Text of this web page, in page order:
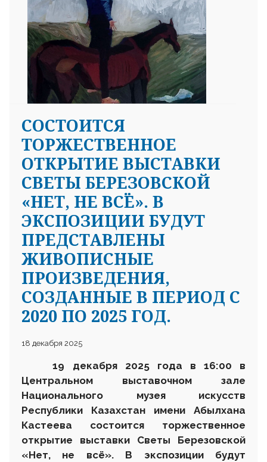
СОСТОИТСЯ
ТОРЖЕСТВЕННОЕ
ОТКРЫТИЕ ВЫСТАВКИ
СВЕТЫ БЕРЕЗОВСКОЙ
«НЕТ, НЕ ВСЁ». В
ЭКСПОЗИЦИИ БУДУТ
ПРЕДСТАВЛЕНЫ
ЖИВОПИСНЫЕ
ПРОИЗВЕДЕНИЯ,
СОЗДАННЫЕ В ПЕРИОД С
2020 ПО 2025 ГОД.
18 декабря 2025
19 декабря 2025 года в 16:00 в
Центральном выставочном зале
Национального музея искусств
Республики Казахстан имени Абылхана
Кастеева состоится торжественное
открытие выставки Светы Березовской
«Нет, не всё». В экспозиции будут